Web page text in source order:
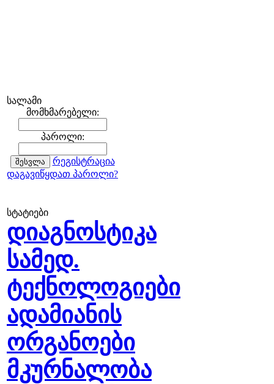
სალამი
მომხმარებელი:
პაროლი:
რეგისტრაცია
დაგავიწყდათ პაროლი?
სტატიები
დიაგნოსტიკა
სამედ.
ტექნოლოგიები
ადამიანის
ორგანოები
მკურნალობა